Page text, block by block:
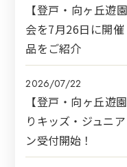
【登戸・向ヶ丘遊
会を7月26日に開
品をご紹介
2026/07/22
【登戸・向ヶ丘遊
りキッズ・ジュニ
ン受付開始！